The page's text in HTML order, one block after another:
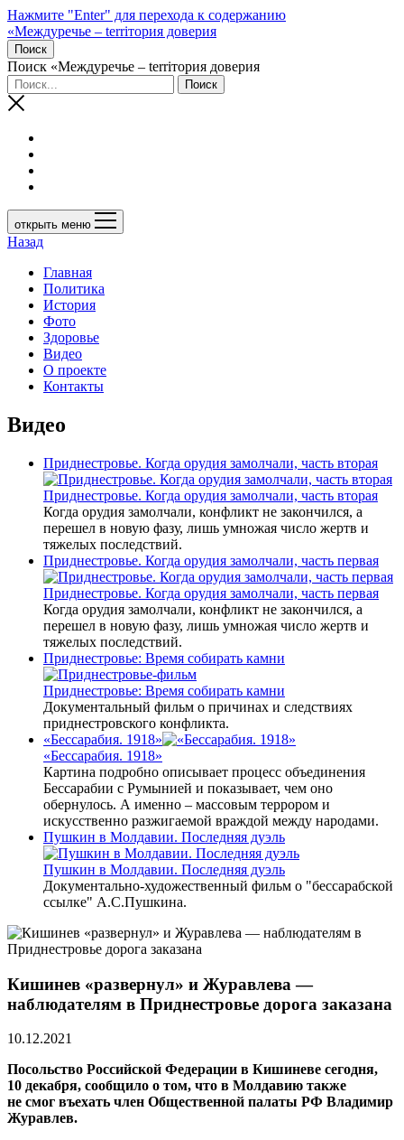
Нажмите "Enter" для перехода к содержанию
«Междуречье – terriтория доверия
Поиск
Поиск «Междуречье – terriтория доверия
открыть меню
Назад
Главная
Политика
История
Фото
Здоровье
Видео
О проекте
Контакты
Видео
Приднестровье. Когда орудия замолчали, часть вторая
Приднестровье. Когда орудия замолчали, часть вторая
Когда орудия замолчали, конфликт не закончился, а
перешел в новую фазу, лишь умножая число жертв и
тяжелых последствий.
Приднестровье. Когда орудия замолчали, часть первая
Приднестровье. Когда орудия замолчали, часть первая
Когда орудия замолчали, конфликт не закончился, а
перешел в новую фазу, лишь умножая число жертв и
тяжелых последствий.
Приднестровье: Время собирать камни
Приднестровье: Время собирать камни
Документальный фильм о причинах и следствиях
приднестровского конфликта.
«Бессарабия. 1918»
«Бессарабия. 1918»
Картина подробно описывает процесс объединения
Бессарабии с Румынией и показывает, чем оно
обернулось. А именно – массовым террором и
искусственно разжигаемой враждой между народами.
Пушкин в Молдавии. Последняя дуэль
Пушкин в Молдавии. Последняя дуэль
Документально-художественный фильм о "бессарабской
ссылке" А.С.Пушкина.
Кишинев «развернул» и Журавлева —
наблюдателям в Приднестровье дорога заказана
10.12.2021
Посольство Российской Федерации в Кишиневе сегодня,
10 декабря, сообщило о том, что в Молдавию также
не смог въехать член Общественной палаты РФ Владимир
Журавлев.